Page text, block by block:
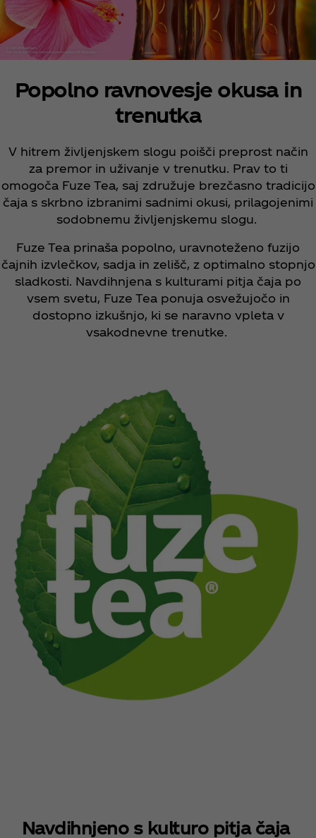
Popolno ravnovesje okusa in
trenutka
V hitrem življenjskem slogu poišči preprost način
za premor in uživanje v trenutku. Prav to ti
omogoča Fuze Tea, saj združuje brezčasno tradicijo
čaja s skrbno izbranimi sadnimi okusi, prilagojenimi
sodobnemu življenjskemu slogu.
Fuze Tea prinaša popolno, uravnoteženo fuzijo
čajnih izvlečkov, sadja in zelišč, z optimalno stopnjo
sladkosti. Navdihnjena s kulturami pitja čaja po
vsem svetu, Fuze Tea ponuja osvežujočo in
dostopno izkušnjo, ki se naravno vpleta v
vsakodnevne trenutke.
Navdihnjeno s kulturo pitja čaja